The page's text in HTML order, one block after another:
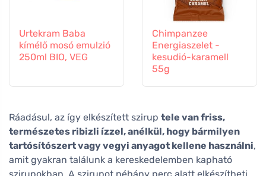
Urtekram Baba
kímélő mosó emulzió
250ml BIO, VEG
Chimpanzee
Energiaszelet -
kesudió-karamell
55g
Ráadásul, az így elkészített szirup tele van friss,
természetes ribizli ízzel, anélkül, hogy bármilyen
tartósítószert vagy vegyi anyagot kellene használni,
amit gyakran találunk a kereskedelemben kapható